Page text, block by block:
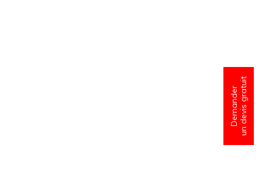
Demanderun devis gratuit